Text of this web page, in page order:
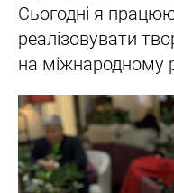
Сьогодні я
реалізовувати
на міжнародному